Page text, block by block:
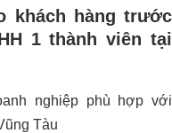
khách hàng trước
1 thành viên tại
nghiệp phù hợp với
Tàu